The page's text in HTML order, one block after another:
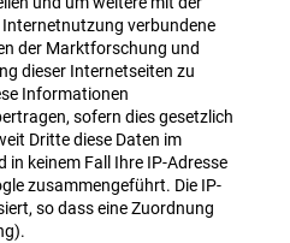
verbundene
der Marktforschung und
dieser Internetseiten zu
Informationen
sofern dies gesetzlich
Dritte diese Daten im
keinem Fall Ihre IP-Adresse
zusammengeführt. Die IP-
so dass eine Zuordnung